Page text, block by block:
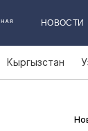
НОВОСТИ
Кыргызстан